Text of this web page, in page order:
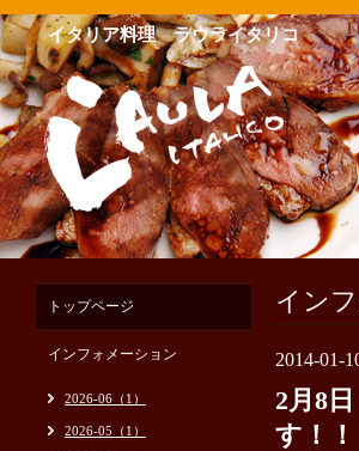
イタリア料理 ラウライタリコ
イン
2014-01-
2月8
す！！
トップページ
インフォメーション
2026-06（1）
2026-05（1）